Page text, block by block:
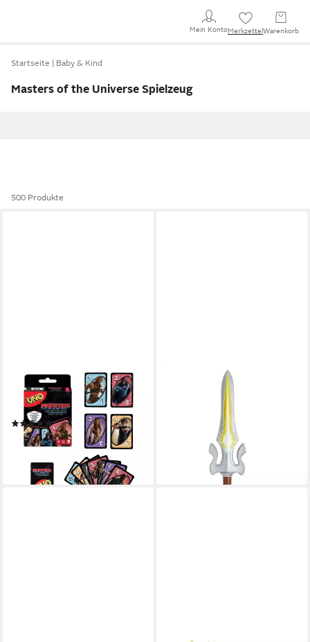
Mein KontoMerkzettel Warenkorb
Startseite Baby & Kind
Masters of the Universe Spielzeug
500 Produkte
MATTEL GAMES
Spiel UNO Masters of the
Universe, Gesellschaftsspiel
(1)
ab 9,98 € UVP 12,99 €
lieferbar - in 1-2 Werktagen bei dir
Spielfigur Masters of the
Universe, Basic Power Sword
UVP12,99 €
lieferbar - in 1-2 Werktagen bei dir